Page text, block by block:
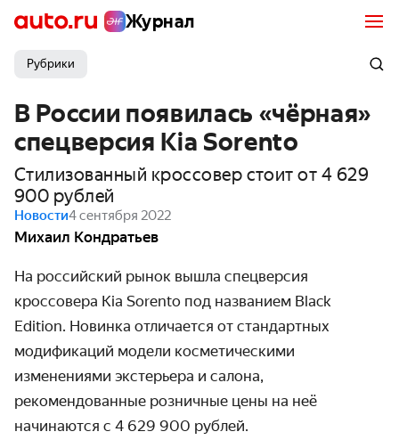
Журнал
Рубрики
В России появилась «чёрная»
спецверсия Kia Sorento
Стилизованный кроссовер стоит от 4 629
900 рублей
Новости4 сентября 2022
Михаил Кондратьев
На российский рынок вышла спецверсия
кроссовера Kia Sorento под названием Black
Edition. Новинка отличается от стандартных
модификаций модели косметическими
изменениями экстерьера и салона,
рекомендованные розничные цены на неё
начинаются с 4 629 900 рублей.